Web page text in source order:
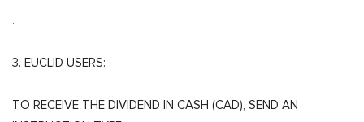
.
3. EUCLID USERS:
TO RECEIVE THE DIVIDEND IN CASH (CAD), SEND AN